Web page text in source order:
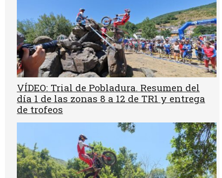
VÍDEO: Trial de Pobladura. Resumen del
día 1 de las zonas 8 a 12 de TR1 y entrega
de trofeos